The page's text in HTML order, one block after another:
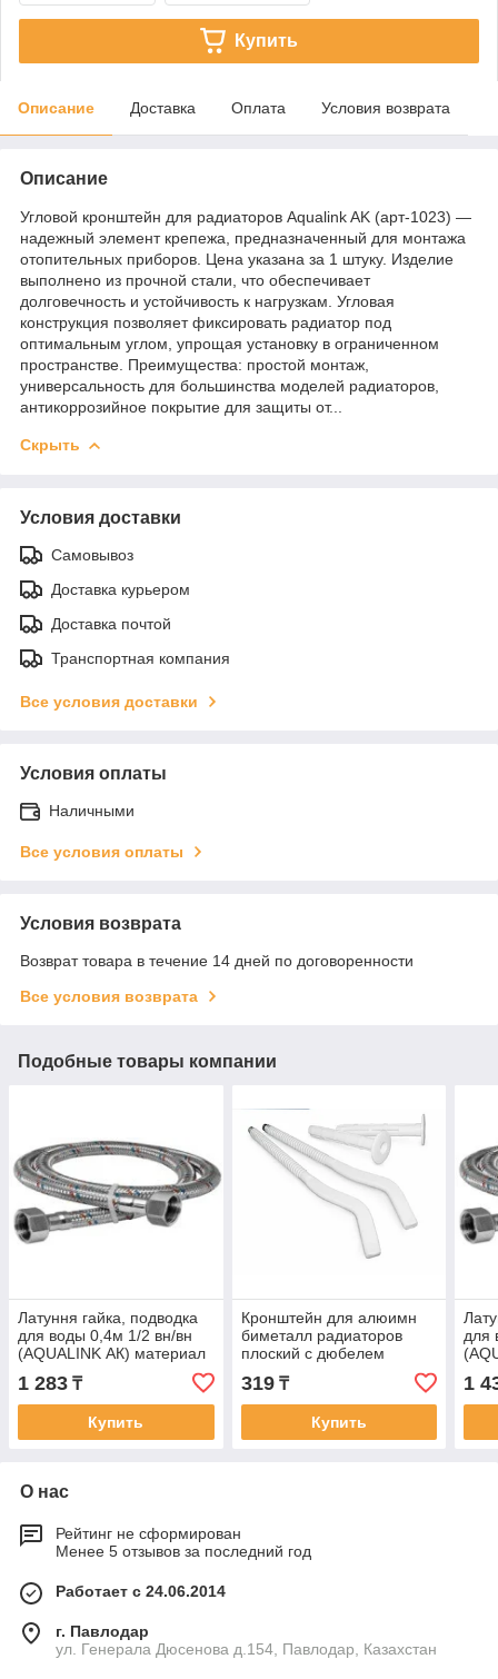
Купить
Описание Доставка Оплата Условия возврата
Описание
Угловой кронштейн для радиаторов Aqualink AK (арт-1023) —
надежный элемент крепежа, предназначенный для монтажа
отопительных приборов. Цена указана за 1 штуку. Изделие
выполнено из прочной стали, что обеспечивает
долговечность и устойчивость к нагрузкам. Угловая
конструкция позволяет фиксировать радиатор под
оптимальным углом, упрощая установку в ограниченном
пространстве. Преимущества: простой монтаж,
универсальность для большинства моделей радиаторов,
антикоррозийное покрытие для защиты от...
Скрыть
Условия доставки
Самовывоз
Доставка курьером
Доставка почтой
Транспортная компания
Все условия доставки
Условия оплаты
Наличными
Все условия оплаты
Условия возврата
Возврат товара в течение 14 дней по договоренности
Все условия возврата
Подобные товары компании
Латуння гайка, подводка
для воды 0,4м 1/2 вн/вн
(AQUALINK АК) материал
оплетки -сталь, материал
шланга -EPDM.
1 283 ₸
Купить
Кронштейн для алюимн
биметалл радиаторов
плоский с дюбелем
(цена-1шт) AQUALINK АК
319₸
Купить
для
1
О нас
Рейтинг не сформирован
Менее 5 отзывов за последний год
Работает с 24.06.2014
г. Павлодар
ул. Генерала Дюсенова д.154, Павлодар, Казахстан